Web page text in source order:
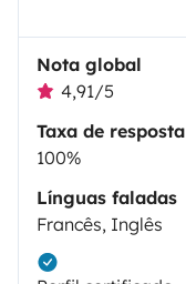
Nota global
4,91/5
Taxa de resposta
100%
Línguas faladas
Francês, Inglês